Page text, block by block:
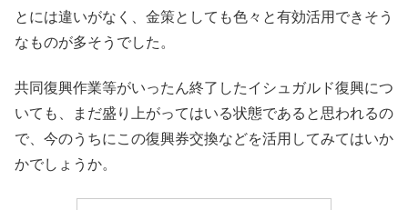
とには違いがなく、金策としても色々と有効活用できそう
なものが多そうでした。
共同復興作業等がいったん終了したイシュガルド復興につ
いても、まだ盛り上がってはいる状態であると思われるの
で、今のうちにこの復興券交換などを活用してみてはいか
かでしょうか。